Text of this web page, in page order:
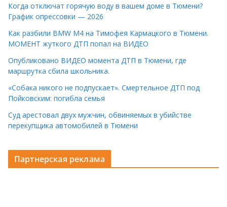
Когда отключат горячую воду в вашем доме в Тюмени?
График опрессовки — 2026
Как разбили BMW M4 на Тимофея Кармацкого в Тюмени.
МОМЕНТ жуткого ДТП попал на ВИДЕО
Опубликовано ВИДЕО момента ДТП в Тюмени, где
маршрутка сбила школьника.
«Собака никого не подпускает». Смертельное ДТП под
Пойковским: погибла семья
Суд арестовал двух мужчин, обвиняемых в убийстве
перекупщика автомобилей в Тюмени
Партнерская реклама